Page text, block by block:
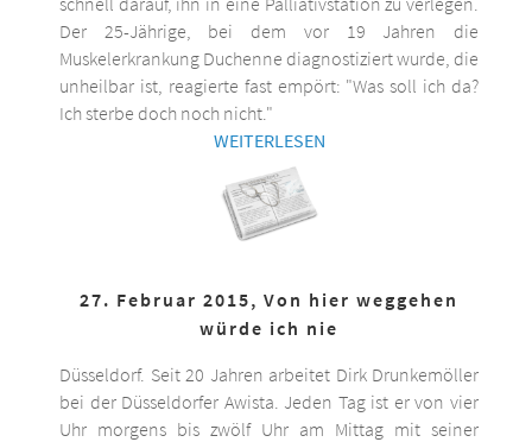
Der 25-Jährige, bei dem vor 19 Jahren die
Muskelerkrankung Duchenne diagnostiziert wurde, die
unheilbar ist, reagierte fast empört: "Was soll ich da?
Ich sterbe doch noch nicht."
WEITERLESEN
27. Februar 2015, Von hier weggehen
würde ich nie
Düsseldorf. Seit 20 Jahren arbeitet Dirk Drunkemöller
bei der Düsseldorfer Awista. Jeden Tag ist er von vier
Uhr morgens bis zwölf Uhr am Mittag mit seiner